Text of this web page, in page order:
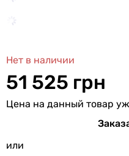
Нет в наличии
51 525 грн
Цена на данный товар
или